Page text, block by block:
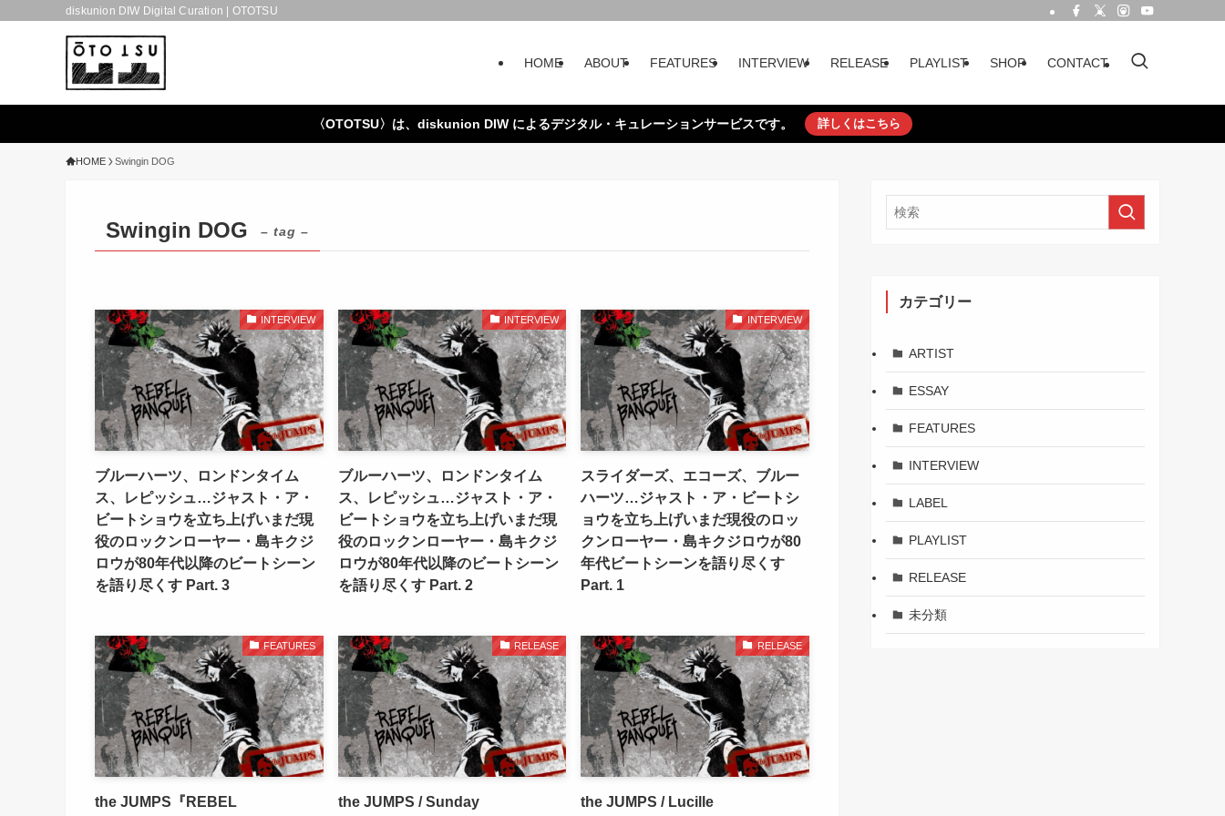
diskunion DIW Digital Curation | OTOTSU
HOME ABOUT FEATURES INTERVIEW RELEASE PLAYLIST SHOP CONTACT
〈OTOTSU〉は、diskunion DIW によるデジタル・キュレーションサービスです。 詳しくはこちら
HOME Swingin DOG
Swingin DOG – tag –
INTERVIEW
ブルーハーツ、ロンドンタイム
ス、レピッシュ…ジャスト・ア・
ビートショウを立ち上げいまだ現
役のロックンローヤー・島キクジ
ロウが80年代以降のビートシーン
を語り尽くす Part. 3
INTERVIEW
ブルーハーツ、ロンドンタイム
ス、レピッシュ…ジャスト・ア・
ビートショウを立ち上げいまだ現
役のロックンローヤー・島キクジ
ロウが80年代以降のビートシーン
を語り尽くす Part. 2
INTERVIEW
スライダーズ、エコーズ、ブルー
ハーツ…ジャスト・ア・ビートシ
ョウを立ち上げいまだ現役のロッ
クンローヤー・島キクジロウが80
年代ビートシーンを語り尽くす
Part. 1
FEATURES
the JUMPS『REBEL
RELEASE
the JUMPS / Sunday
RELEASE
the JUMPS / Lucille
カテゴリー
ARTIST
ESSAY
FEATURES
INTERVIEW
LABEL
PLAYLIST
RELEASE
未分類